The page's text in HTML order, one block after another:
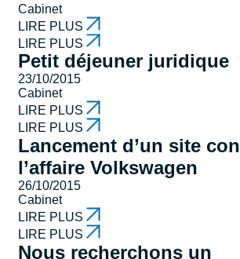
Cabinet
LIRE PLUS
LIRE PLUS
Petit déjeuner juridique
23/10/2015
Cabinet
LIRE PLUS
LIRE PLUS
Lancement d’un site
l’affaire Volkswagen
26/10/2015
Cabinet
LIRE PLUS
LIRE PLUS
Nous recherchons un